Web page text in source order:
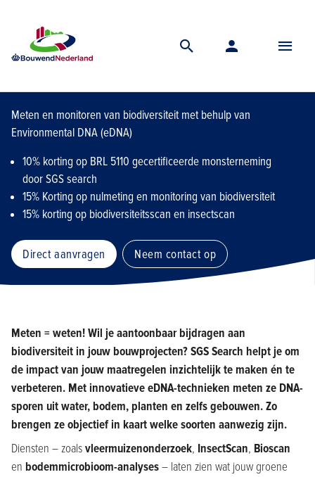
Lidmaatschap
Meten en monitoren van biodiversiteit met behulp van
Environmental DNA (eDNA)
10% korting op BRL 5110 gecertificeerde monsterneming
door SGS search
15% Korting op nulmeting en monitoring van biodiversiteit
15% korting op biodiversiteitsscan en insectscan
Direct aanvragen Neem contact op
Meten = weten! Wil je aantoonbaar bijdragen aan
biodiversiteit in jouw bouwprojecten? SGS Search helpt je om
de impact van jouw maatregelen inzichtelijk te maken én te
verbeteren. Met innovatieve eDNA-technieken meten ze DNA-
sporen uit water, bodem, planten en zelfs gebouwen. Zo
brengen ze objectief in kaart welke soorten aanwezig zijn.
Diensten – zoalsvleermuizenonderzoek, InsectScan, Bioscan
en bodemmicrobioom-analyses– laten zien wat jouw groene